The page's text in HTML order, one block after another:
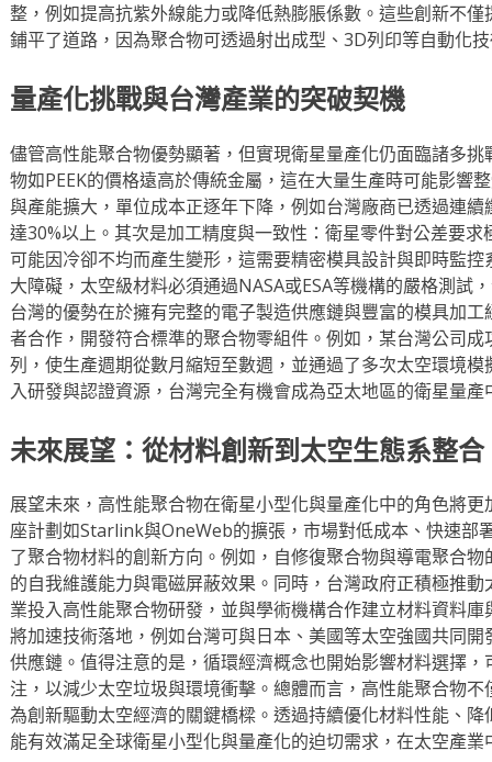
整，例如提高抗紫外線能力或降低熱膨脹係數。這些創新不
鋪平了道路，因為聚合物可透過射出成型、3D列印等自動化
量產化挑戰與台灣產業的突破契機
儘管高性能聚合物優勢顯著，但實現衛星量產化仍面臨諸多
物如PEEK的價格遠高於傳統金屬，這在大量生產時可能影響
與產能擴大，單位成本正逐年下降，例如台灣廠商已透過連
達30%以上。其次是加工精度與一致性：衛星零件對公差要
可能因冷卻不均而產生變形，這需要精密模具設計與即時監
大障礙，太空級材料必須通過NASA或ESA等機構的嚴格測試
台灣的優勢在於擁有完整的電子製造供應鏈與豐富的模具加
者合作，開發符合標準的聚合物零組件。例如，某台灣公司
列，使生產週期從數月縮短至數週，並通過了多次太空環境
入研發與認證資源，台灣完全有機會成為亞太地區的衛星量產
未來展望：從材料創新到太空生態系整合
展望未來，高性能聚合物在衛星小型化與量產化中的角色將
座計劃如Starlink與OneWeb的擴張，市場對低成本、快速部
了聚合物材料的創新方向。例如，自修復聚合物與導電聚合
的自我維護能力與電磁屏蔽效果。同時，台灣政府正積極推
業投入高性能聚合物研發，並與學術機構合作建立材料資料
將加速技術落地，例如台灣可與日本、美國等太空強國共同
供應鏈。值得注意的是，循環經濟概念也開始影響材料選擇
注，以減少太空垃圾與環境衝擊。總體而言，高性能聚合物
為創新驅動太空經濟的關鍵橋樑。透過持續優化材料性能、
能有效滿足全球衛星小型化與量產化的迫切需求，在太空產業